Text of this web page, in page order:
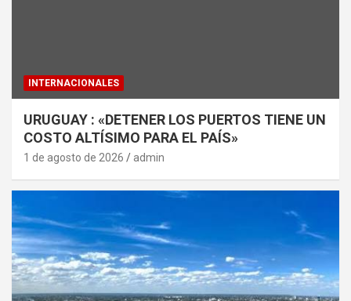
INTERNACIONALES
URUGUAY : «DETENER LOS PUERTOS TIENE UN
COSTO ALTÍSIMO PARA EL PAÍS»
1 de agosto de 2026 admin